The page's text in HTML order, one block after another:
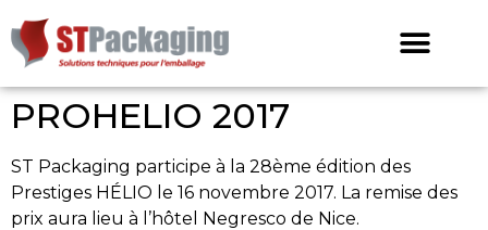
PROHELIO 2017
ST Packaging participe à la 28ème édition des
Prestiges HÉLIO le 16 novembre 2017. La remise des
prix aura lieu à l’hôtel Negresco de Nice.